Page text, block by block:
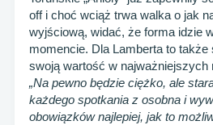
off i choć wciąż trwa walka o jak
wyjściową, widać, że forma idzie
momencie. Dla Lamberta to
swoją wartość w najważniejszych
„Na pewno będzie ciężko, ale
każdego spotkania z osobna i
obowiązków najlepiej, jak to